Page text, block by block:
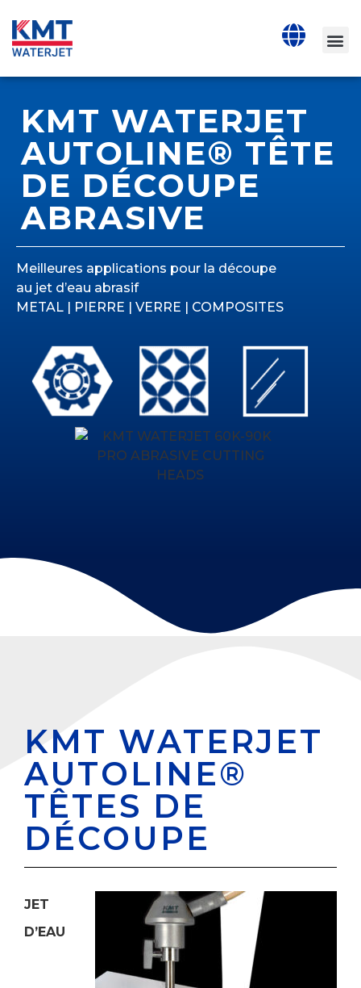
KMT WATERJET
AUTOLINE® TÊTE
DE DÉCOUPE
ABRASIVE
Meilleures applications pour la découpe
au jet d’eau abrasif
METAL | PIERRE | VERRE | COMPOSITES
KMT WATERJET
AUTOLINE®
TÊTES DE
DÉCOUPE
JET
D’EAU